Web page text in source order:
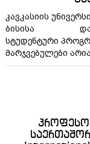
კავკასიის
ბისისა
სტუდენტური
მარჯვებულები